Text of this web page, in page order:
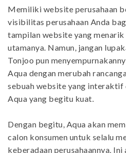
Memiliki website perusahaan
visibilitas perusahaan Anda
tampilan website yang menarik
utamanya. Namun, jangan
Tonjoo pun
Aqua dengan merubah
sebuah website yang interaktif
Aqua yang begitu kuat.
Dengan begitu, Aqua akan
calon konsumen untuk selalu
keberadaan perusahaannya. Ini